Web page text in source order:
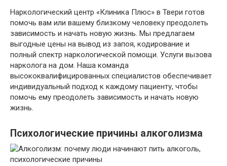
Наркологический центр «Клиника Плюс» в Твери готов
помочь вам или вашему близкому человеку преодолеть
зависимость и начать новую жизнь. Мы предлагаем
выгодные цены на вывод из запоя, кодирование и
полный спектр наркологической помощи. Услуги вызова
нарколога на дом. Наша команда
высококвалифицированных специалистов обеспечивает
индивидуальный подход к каждому пациенту, чтобы
помочь ему преодолеть зависимость и начать новую
жизнь.
Психологические причины алкоголизма